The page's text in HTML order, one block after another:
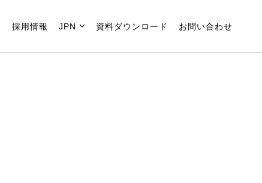
採用情報 JPN 資料ダウンロード お問い合わせ